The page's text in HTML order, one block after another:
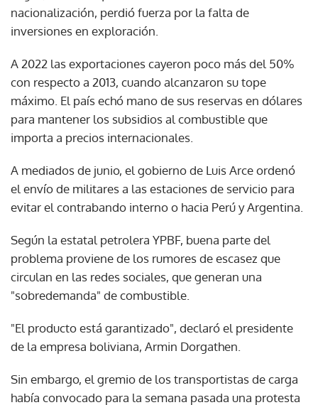
nacionalización, perdió fuerza por la falta de
inversiones en exploración.
A 2022 las exportaciones cayeron poco más del 50%
con respecto a 2013, cuando alcanzaron su tope
máximo. El país echó mano de sus reservas en dólares
para mantener los subsidios al combustible que
importa a precios internacionales.
A mediados de junio, el gobierno de Luis Arce ordenó
el envío de militares a las estaciones de servicio para
evitar el contrabando interno o hacia Perú y Argentina.
Según la estatal petrolera YPBF, buena parte del
problema proviene de los rumores de escasez que
circulan en las redes sociales, que generan una
"sobredemanda" de combustible.
"El producto está garantizado", declaró el presidente
de la empresa boliviana, Armin Dorgathen.
Sin embargo, el gremio de los transportistas de carga
había convocado para la semana pasada una protesta